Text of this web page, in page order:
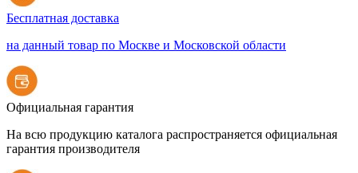
Бесплатная доставка
на данный товар по Москве и Московской области
Официальная гарантия
На всю продукцию каталога распространяется официальная
гарантия производителя